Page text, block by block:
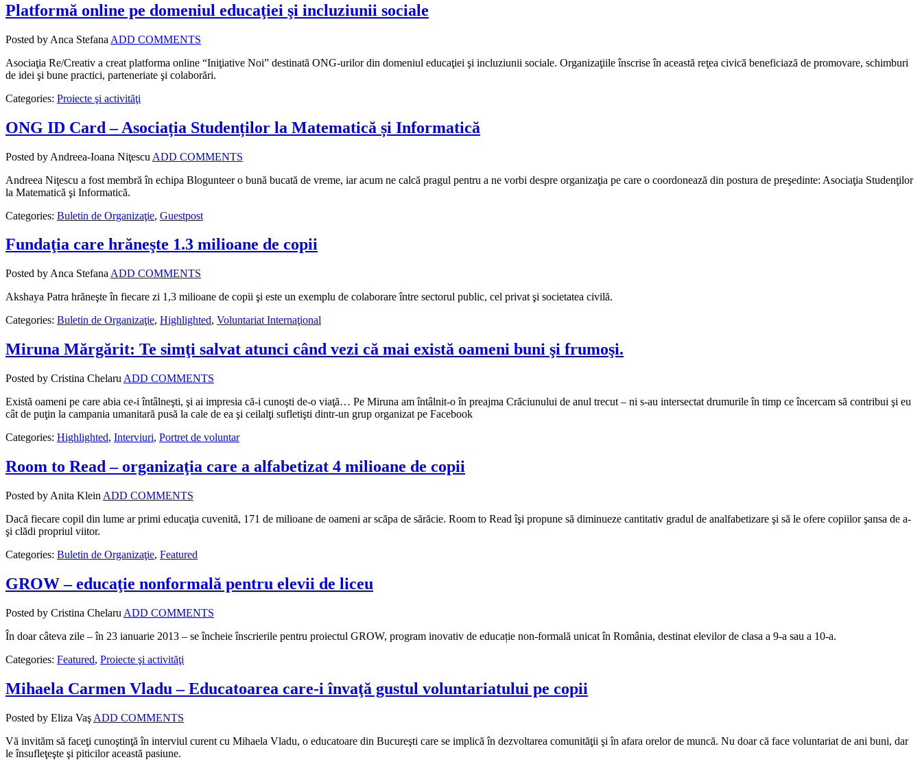
Platformă online pe domeniul educaţiei şi incluziunii sociale
Posted by Anca Stefana ADD COMMENTS
Asociaţia Re/Creativ a creat platforma online “Iniţiative Noi” destinată ONG-urilor din domeniul educaţiei şi incluziunii sociale. Organizaţiile înscrise în această reţea civică beneficiază de promovare, schimburi
de idei şi bune practici, parteneriate şi colaborări.
Categories: Proiecte şi activităţi
ONG ID Card – Asociația Studenților la Matematică și Informatică
Posted by Andreea-Ioana Niţescu ADD COMMENTS
Andreea Niţescu a fost membră în echipa Blogunteer o bună bucată de vreme, iar acum ne calcă pragul pentru a ne vorbi despre organizaţia pe care o coordonează din postura de preşedinte: Asociaţia Studenţilor
la Matematică şi Informatică.
Categories: Buletin de Organizaţie, Guestpost
Fundaţia care hrăneşte 1.3 milioane de copii
Posted by Anca Stefana ADD COMMENTS
Akshaya Patra hrăneşte în fiecare zi 1,3 milioane de copii şi este un exemplu de colaborare între sectorul public, cel privat şi societatea civilă.
Categories: Buletin de Organizaţie, Highlighted, Voluntariat Internaţional
Miruna Mărgărit: Te simţi salvat atunci când vezi că mai există oameni buni şi frumoşi.
Posted by Cristina Chelaru ADD COMMENTS
Există oameni pe care abia ce-i întâlneşti, şi ai impresia că-i cunoşti de-o viaţă… Pe Miruna am întâlnit-o în preajma Crăciunului de anul trecut – ni s-au intersectat drumurile în timp ce încercam să contribui şi eu
cât de puţin la campania umanitară pusă la cale de ea şi ceilalţi sufletişti dintr-un grup organizat pe Facebook
Categories: Highlighted, Interviuri, Portret de voluntar
Room to Read – organizaţia care a alfabetizat 4 milioane de copii
Posted by Anita Klein ADD COMMENTS
Dacă fiecare copil din lume ar primi educaţia cuvenită, 171 de milioane de oameni ar scăpa de sărăcie. Room to Read îşi propune să diminueze cantitativ gradul de analfabetizare şi să le ofere copiilor şansa de a-
şi clădi propriul viitor.
Categories: Buletin de Organizaţie, Featured
GROW – educaţie nonformală pentru elevii de liceu
Posted by Cristina Chelaru ADD COMMENTS
În doar câteva zile – în 23 ianuarie 2013 – se încheie înscrierile pentru proiectul GROW, program inovativ de educație non-formală unicat în România, destinat elevilor de clasa a 9-a sau a 10-a.
Categories: Featured, Proiecte şi activităţi
Mihaela Carmen Vladu – Educatoarea care-i învaţă gustul voluntariatului pe copii
Posted by Eliza Vaş ADD COMMENTS
Vă invităm să faceţi cunoştinţă în interviul curent cu Mihaela Vladu, o educatoare din Bucureşti care se implică în dezvoltarea comunităţii şi în afara orelor de muncă. Nu doar că face voluntariat de ani buni, dar
le însufleţeşte şi piticilor această pasiune.